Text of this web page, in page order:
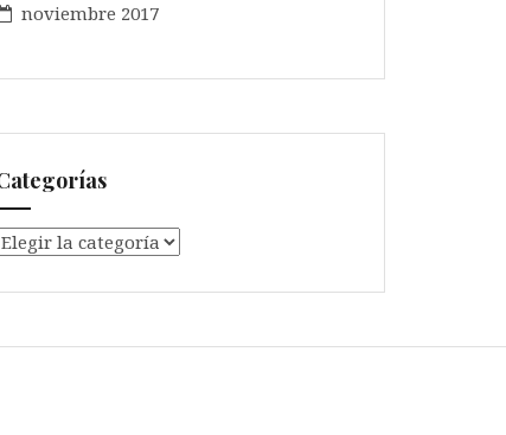
noviembre 2017
Categorías